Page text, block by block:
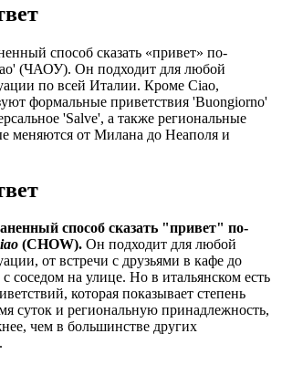
способ сказать «привет» по-
(ЧАОУ). Он подходит для любой
по всей Италии. Кроме Ciao,
формальные приветствия 'Buongiorno'
'Salve', а также региональные
меняются от Милана до Неаполя и
способ сказать "привет" по-
(CHOW). Он подходит для любой
от встречи с друзьями в кафе до
соседом на улице. Но в итальянском есть
которая показывает степень
суток и региональную принадлежность,
чем в большинстве других